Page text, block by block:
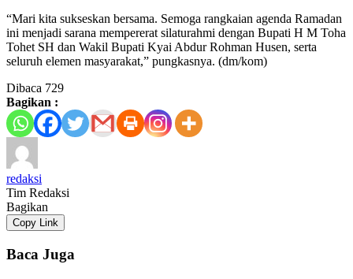
“Mari kita sukseskan bersama. Semoga rangkaian agenda Ramadan
ini menjadi sarana mempererat silaturahmi dengan Bupati H M Toha
Tohet SH dan Wakil Bupati Kyai Abdur Rohman Husen, serta
seluruh elemen masyarakat,” pungkasnya. (dm/kom)
Dibaca 729
Bagikan :
redaksi
Tim Redaksi
Bagikan
Copy Link
Baca Juga